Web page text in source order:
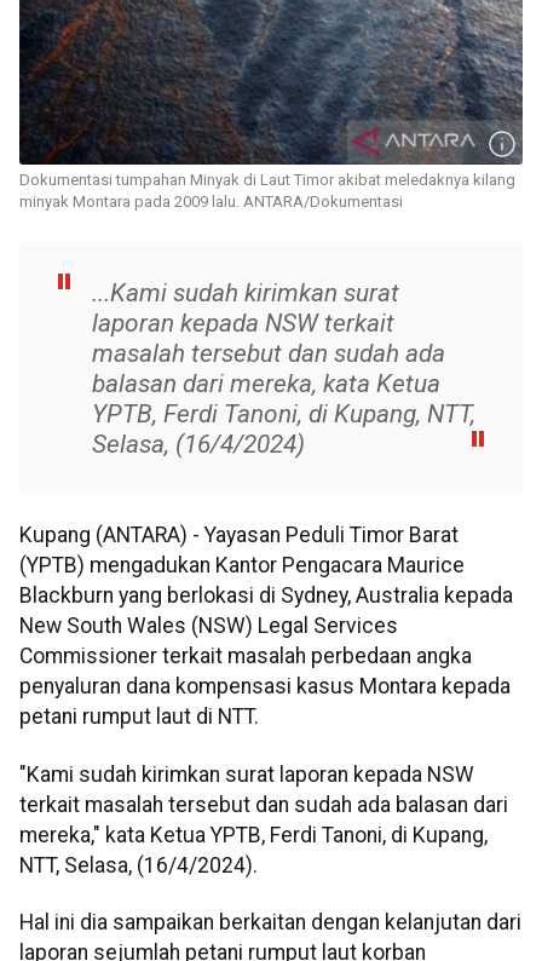
Dokumentasi tumpahan Minyak di Laut Timor akibat meledaknya kilang
minyak Montara pada 2009 lalu. ANTARA/Dokumentasi
...Kami sudah kirimkan surat
laporan kepada NSW terkait
masalah tersebut dan sudah ada
balasan dari mereka, kata Ketua
YPTB, Ferdi Tanoni, di Kupang, NTT,
Selasa, (16/4/2024)
Kupang (ANTARA) - Yayasan Peduli Timor Barat
(YPTB) mengadukan Kantor Pengacara Maurice
Blackburn yang berlokasi di Sydney, Australia kepada
New South Wales (NSW) Legal Services
Commissioner terkait masalah perbedaan angka
penyaluran dana kompensasi kasus Montara kepada
petani rumput laut di NTT.
"Kami sudah kirimkan surat laporan kepada NSW
terkait masalah tersebut dan sudah ada balasan dari
mereka," kata Ketua YPTB, Ferdi Tanoni, di Kupang,
NTT, Selasa, (16/4/2024).
Hal ini dia sampaikan berkaitan dengan kelanjutan dari
laporan sejumlah petani rumput laut korban